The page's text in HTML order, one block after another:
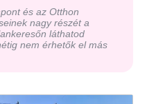
és az Otthon
nagy részét a
láthatod
nem érhetők el más